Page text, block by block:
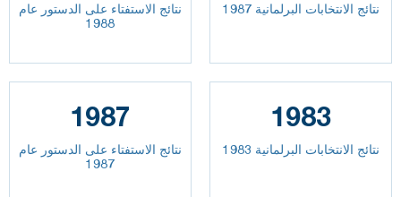
نتائج الاستفتاء على الدستور عام
1988
نتائج الانتخابات البرلمانية 1987
1987
نتائج الاستفتاء على الدستور عام
1987
1983
نتائج الانتخابات البرلمانية 1983